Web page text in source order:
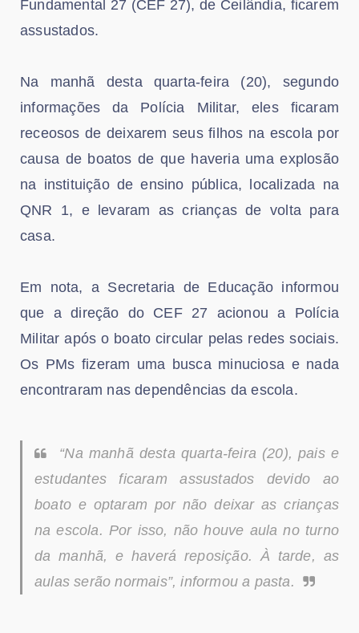
Fundamental 27 (CEF 27), de Ceilândia, ficarem
assustados.
Na manhã desta quarta-feira (20), segundo
informações da Polícia Militar, eles ficaram
receosos de deixarem seus filhos na escola por
causa de boatos de que haveria uma explosão
na instituição de ensino pública, localizada na
QNR 1, e levaram as crianças de volta para
casa.
Em nota, a Secretaria de Educação informou
que a direção do CEF 27 acionou a Polícia
Militar após o boato circular pelas redes sociais.
Os PMs fizeram uma busca minuciosa e nada
encontraram nas dependências da escola.
“Na manhã desta quarta-feira (20), pais e
estudantes ficaram assustados devido ao
boato e optaram por não deixar as crianças
na escola. Por isso, não houve aula no turno
da manhã, e haverá reposição. À tarde, as
aulas serão normais”, informou a pasta.